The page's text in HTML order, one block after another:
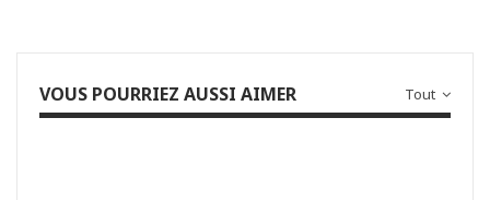
Tout
VOUS POURRIEZ AUSSI AIMER